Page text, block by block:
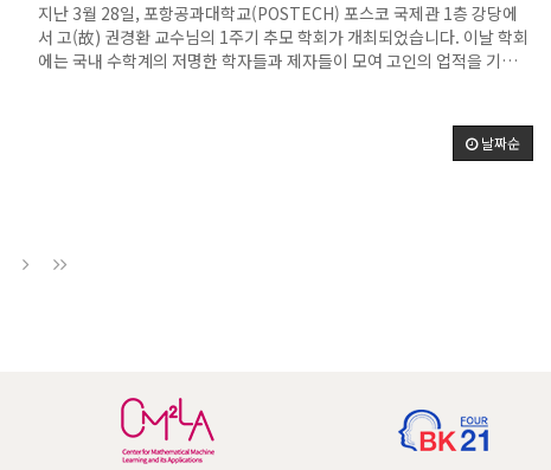
들은 단순한 기술 개발을 넘어, AI를 통한 사회적 가치 창출이라는 시대적
과제에 대한 해법을 제시했다.창의적 교육과 체계적인 창업 지원 시스템
을 기반으로 한 포스텍의 혁신 역량이 글로벌 무대에서도 경쟁력을 갖추고
각국의 정치, 경제, 과학, 문화 분야의 리더들이 한자리에 모여 글로벌 이
슈를 논의하는 대한민국 최대 규모의 국제 포럼입니다. 이러한 국제적 위
Centered AI)’을 주제로, 전 세계에서 선발된 60명의 대학생들이 서울에
로벌 인사이트를 넓힐 수 있는 기회를 얻게 됩니다. GSSC는 단순한 창업
대회를 넘어, 인류의 미래를 이끌 글로벌 리더십을 실제로 체험하고 성장
시킬 수 있는 뜻깊은 행사입니다.- 포스텍 수학과 최선우 학생 공식 홈페이
​지난 3월 28일, 포항공과대학교(POSTECH) 포스코 국제관 1층 강당에
서 고(故) 권경환 교수님의 1주기 추모 학회가 개최되었습니다. 이날 학회
에는 국내 수학계의 저명한 학자들과 제자들이 모여 고인의 업적을 기리
박사 학위를 받으셨습니다. 이후 플로리다 주립대학교와 미시간 주립대학
교에서 교수로 재직하셨으며, 프린스턴 고등연구소에서 연구원으로 활동
(KIAS), 금종해 교수(KIAS), 김인강 교수(KIAS), 김강태 교수
열정과 후학 양성에 대한 헌신을 기리는 뜻깊은 시간이었으며, 참석자들
은 그의 연구를 계승하고 발전시키겠다는 다짐을 나누었습니다.
날짜순